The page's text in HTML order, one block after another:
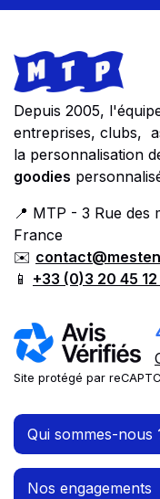
Footer
Store information
Depuis 2005,
entreprises, clubs,
la personnalisation
goodies
📍 MTP - 3 Rue des
France
✉️
📱 +33 (0)3 20 45 12
Site protégé par
Qui sommes-nous
Nos engagements